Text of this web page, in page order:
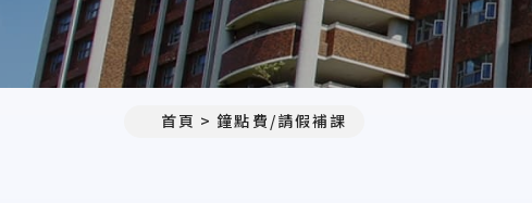
首頁 鐘點費/請假補課